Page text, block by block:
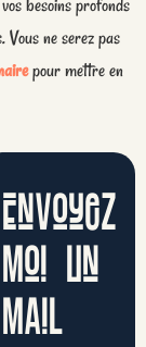
Vous ne serez pas
pour mettre en
Envoyez
moi un
mail